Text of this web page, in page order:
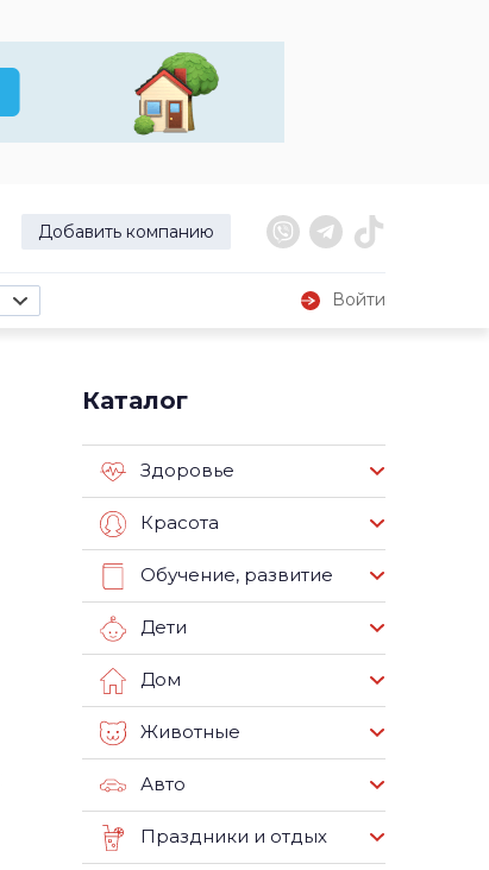
Добавить компанию
Войти
Каталог
Здоровье
Красота
Обучение, развитие
Дети
Дом
Животные
Авто
Праздники и отдых